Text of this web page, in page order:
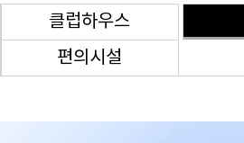
클럽하우스
편의시설